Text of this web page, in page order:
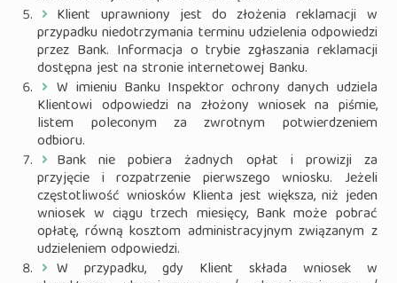
Klient uprawniony jest do złożenia reklamacji w
przypadku niedotrzymania terminu udzielenia odpowiedzi
przez Bank. Informacja o trybie zgłaszania reklamacji
dostępna jest na stronie internetowej Banku.
W imieniu Banku Inspektor ochrony danych udziela
Klientowi odpowiedzi na złożony wniosek na piśmie,
listem poleconym za zwrotnym potwierdzeniem
odbioru.
Bank nie pobiera żadnych opłat i prowizji za
przyjęcie i rozpatrzenie pierwszego wniosku. Jeżeli
częstotliwość wniosków Klienta jest większa, niż jeden
wniosek w ciągu trzech miesięcy, Bank może pobrać
opłatę, równą kosztom administracyjnym związanym z
udzieleniem odpowiedzi.
W przypadku, gdy Klient składa wniosek w